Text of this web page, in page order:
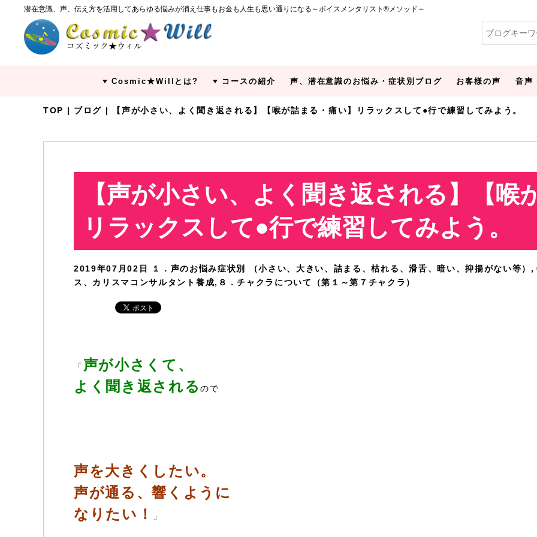
潜在意識、声、伝え方を活用してあらゆる悩みが消え仕事もお金も人生も思い通りになる～ボイスメンタリスト®メソッド～
Cosmic★Willとは? コースの紹介 声、潜在意識のお悩み・症状別ブログ お客様の声 音声
TOP | ブログ | 【声が小さい、よく聞き返される】【喉が詰まる・痛い】リラックスして●行で練習してみよう。
【声が小さい、よく聞き返される】【喉
リラックスして●行で練習してみよう。
2019年07月02日
１．声のお悩み症状別 （小さい、大きい、詰まる、枯れる、滑舌、暗い、抑揚がない等）
ス、カリスマコンサルタント養成,８．チャクラについて（第１～第７チャクラ）
「 声が小さくて、
よく聞き返されるので
声を大きくしたい。
声が通る、響くように
なりたい！
」